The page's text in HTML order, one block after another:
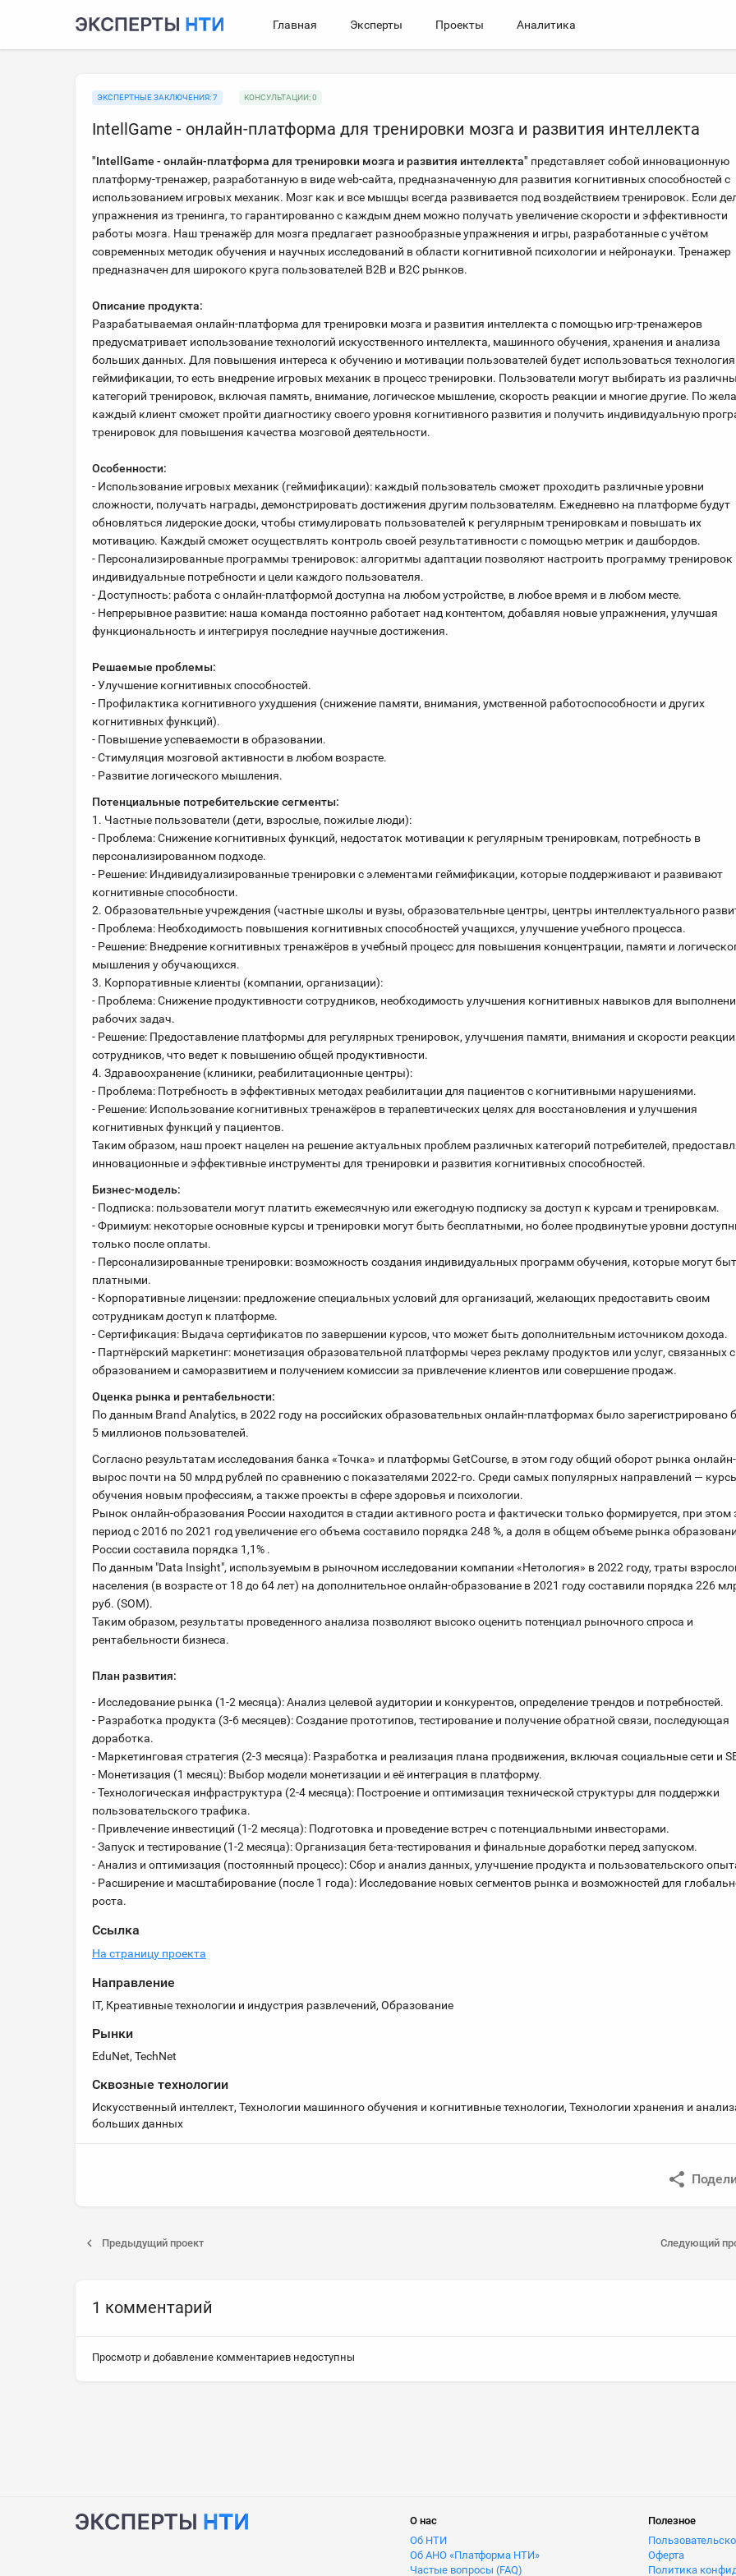
Главная Эксперты Проекты Аналитика
ЭКСПЕРТНЫЕ ЗАКЛЮЧЕНИЯ: 7 КОНСУЛЬТАЦИИ: 0
IntellGame - онлайн-платформа для тренировки мозга и развития интеллекта
"IntellGame - онлайн-платформа для тренировки мозга и развития интеллекта" представляет собой инновационную
платформу-тренажер, разработанную в виде web-сайта, предназначенную для развития когнитивных способностей с
использованием игровых механик. Мозг как и все мышцы всегда развивается под воздействием тренировок. Если
упражнения из тренинга, то гарантированно с каждым днем можно получать увеличение скорости и эффективности
работы мозга. Наш тренажёр для мозга предлагает разнообразные упражнения и игры, разработанные с учётом
современных методик обучения и научных исследований в области когнитивной психологии и нейронауки. Тренажер
предназначен для широкого круга пользователей B2B и B2C рынков.
Описание продукта:
Разрабатываемая онлайн-платформа для тренировки мозга и развития интеллекта с помощью игр-тренажеров
предусматривает использование технологий искусственного интеллекта, машинного обучения, хранения и анализа
больших данных. Для повышения интереса к обучению и мотивации пользователей будет использоваться технология
геймификации, то есть внедрение игровых механик в процесс тренировки. Пользователи могут выбирать из
категорий тренировок, включая память, внимание, логическое мышление, скорость реакции и многие другие. По
каждый клиент сможет пройти диагностику своего уровня когнитивного развития и получить индивидуальную
тренировок для повышения качества мозговой деятельности.
Особенности:
- Использование игровых механик (геймификации): каждый пользователь сможет проходить различные уровни
сложности, получать награды, демонстрировать достижения другим пользователям. Ежедневно на платформе будут
обновляться лидерские доски, чтобы стимулировать пользователей к регулярным тренировкам и повышать их
мотивацию. Каждый сможет осуществлять контроль своей результативности с помощью метрик и дашбордов.
- Персонализированные программы тренировок: алгоритмы адаптации позволяют настроить программу тренировок
индивидуальные потребности и цели каждого пользователя.
- Доступность: работа с онлайн-платформой доступна на любом устройстве, в любое время и в любом месте.
- Непрерывное развитие: наша команда постоянно работает над контентом, добавляя новые упражнения, улучшая
функциональность и интегрируя последние научные достижения.
Решаемые проблемы:
- Улучшение когнитивных способностей.
- Профилактика когнитивного ухудшения (снижение памяти, внимания, умственной работоспособности и других
когнитивных функций).
- Повышение успеваемости в образовании.
- Стимуляция мозговой активности в любом возрасте.
- Развитие логического мышления.
Потенциальные потребительские сегменты:
1. Частные пользователи (дети, взрослые, пожилые люди):
- Проблема: Снижение когнитивных функций, недостаток мотивации к регулярным тренировкам, потребность в
персонализированном подходе.
- Решение: Индивидуализированные тренировки с элементами геймификации, которые поддерживают и развивают
когнитивные способности.
2. Образовательные учреждения (частные школы и вузы, образовательные центры, центры интеллектуального
- Проблема: Необходимость повышения когнитивных способностей учащихся, улучшение учебного процесса.
- Решение: Внедрение когнитивных тренажёров в учебный процесс для повышения концентрации, памяти и
мышления у обучающихся.
3. Корпоративные клиенты (компании, организации):
- Проблема: Снижение продуктивности сотрудников, необходимость улучшения когнитивных навыков для
рабочих задач.
- Решение: Предоставление платформы для регулярных тренировок, улучшения памяти, внимания и скорости реакции
сотрудников, что ведет к повышению общей продуктивности.
4. Здравоохранение (клиники, реабилитационные центры):
- Проблема: Потребность в эффективных методах реабилитации для пациентов с когнитивными нарушениями.
- Решение: Использование когнитивных тренажёров в терапевтических целях для восстановления и улучшения
когнитивных функций у пациентов.
Таким образом, наш проект нацелен на решение актуальных проблем различных категорий потребителей,
инновационные и эффективные инструменты для тренировки и развития когнитивных способностей.
Бизнес-модель:
- Подписка: пользователи могут платить ежемесячную или ежегодную подписку за доступ к курсам и тренировкам.
- Фримиум: некоторые основные курсы и тренировки могут быть бесплатными, но более продвинутые уровни
только после оплаты.
- Персонализированные тренировки: возможность создания индивидуальных программ обучения, которые могут
платными.
- Корпоративные лицензии: предложение специальных условий для организаций, желающих предоставить своим
сотрудникам доступ к платформе.
- Сертификация: Выдача сертификатов по завершении курсов, что может быть дополнительным источником дохода.
- Партнёрский маркетинг: монетизация образовательной платформы через рекламу продуктов или услуг, связанных с
образованием и саморазвитием и получением комиссии за привлечение клиентов или совершение продаж.
Оценка рынка и рентабельности:
По данным Brand Analytics, в 2022 году на российских образовательных онлайн-платформах было зарегистрировано
5 миллионов пользователей.
Согласно результатам исследования банка «Точка» и платформы GetCourse, в этом году общий оборот рынка
вырос почти на 50 млрд рублей по сравнению с показателями 2022-го. Среди самых популярных направлений —
обучения новым профессиям, а также проекты в сфере здоровья и психологии.
Рынок онлайн-образования России находится в стадии активного роста и фактически только формируется, при этом
период с 2016 по 2021 год увеличение его объема составило порядка 248 %, а доля в общем объеме рынка
России составила порядка 1,1% .
По данным "Data Insight", используемым в рыночном исследовании компании «Нетология» в 2022 году, траты
населения (в возрасте от 18 до 64 лет) на дополнительное онлайн-образование в 2021 году составили порядка 226
руб. (SOM).
Таким образом, результаты проведенного анализа позволяют высоко оценить потенциал рыночного спроса и
рентабельности бизнеса.
План развития:
- Исследование рынка (1-2 месяца): Анализ целевой аудитории и конкурентов, определение трендов и потребностей.
- Разработка продукта (3-6 месяцев): Создание прототипов, тестирование и получение обратной связи, последующая
доработка.
- Маркетинговая стратегия (2-3 месяца): Разработка и реализация плана продвижения, включая социальные сети и
- Монетизация (1 месяц): Выбор модели монетизации и её интеграция в платформу.
- Технологическая инфраструктура (2-4 месяца): Построение и оптимизация технической структуры для поддержки
пользовательского трафика.
- Привлечение инвестиций (1-2 месяца): Подготовка и проведение встреч с потенциальными инвесторами.
- Запуск и тестирование (1-2 месяца): Организация бета-тестирования и финальные доработки перед запуском.
- Анализ и оптимизация (постоянный процесс): Сбор и анализ данных, улучшение продукта и пользовательского
- Расширение и масштабирование (после 1 года): Исследование новых сегментов рынка и возможностей для
роста.
Ссылка
На страницу проекта
Направление
IT, Креативные технологии и индустрия развлечений, Образование
Рынки
EduNet, TechNet
Сквозные технологии
Искусственный интеллект, Технологии машинного обучения и когнитивные технологии, Технологии хранения и
больших данных
Предыдущий проект Следующий
1 комментарий
Просмотр и добавление комментариев недоступны
О нас
Об НТИ
Об АНО «Платформа НТИ»
Частые вопросы (FAQ)
Полезное
Оферта
Политика